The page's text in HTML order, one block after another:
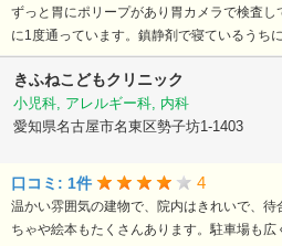
ずっと胃にポリープがあり胃カメラで検査
に1度通っています。鎮静剤で寝ているうち
きふねこどもクリニック
小児科, アレルギー科, 内科
愛知県名古屋市名東区勢子坊1-1403
口コミ: 1件 4
温かい雰囲気の建物で、院内はきれいで、
ちゃや絵本もたくさんあります。駐車場も広